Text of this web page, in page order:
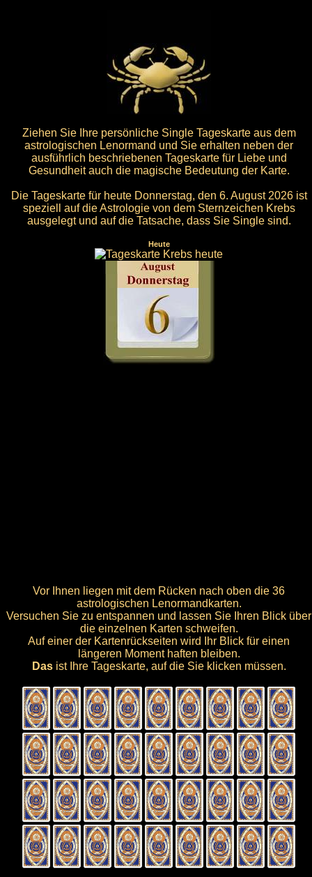
Ziehen Sie Ihre persönliche Single Tageskarte aus dem
astrologischen Lenormand und Sie erhalten neben der
ausführlich beschriebenen Tageskarte für Liebe und
Gesundheit auch die magische Bedeutung der Karte.
Die Tageskarte für heute Donnerstag, den 6. August 2026 ist
speziell auf die Astrologie von dem Sternzeichen Krebs
ausgelegt und auf die Tatsache, dass Sie Single sind.
Heute
Vor Ihnen liegen mit dem Rücken nach oben die 36
astrologischen Lenormandkarten.
Versuchen Sie zu entspannen und lassen Sie Ihren Blick über
die einzelnen Karten schweifen.
Auf einer der Kartenrückseiten wird Ihr Blick für einen
längeren Moment haften bleiben.
Dasist Ihre Tageskarte, auf die Sie klicken müssen.